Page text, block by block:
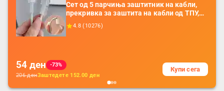
Сет од 5 парчиња заштитник на кабли,
прекривка за заштита на кабли од ТПУ,
додатоци за заштита на кабли, без
батерија, за мобилни телефони, комплет
4.8 ( 10276)
54 ден
-73%
206денЗаштедете 152.00 ден
Купи сега